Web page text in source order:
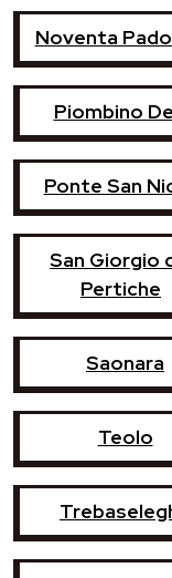
Noventa
Piombino
Ponte San
San Giorgio
Pertiche
Saonara
Teolo